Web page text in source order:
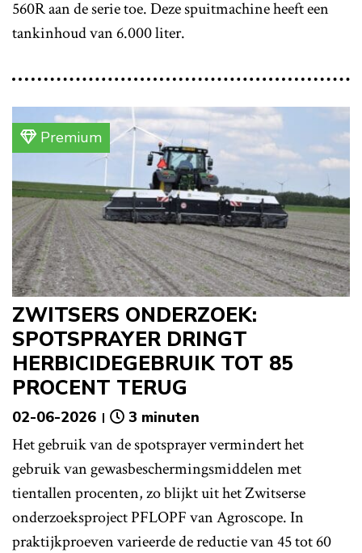
560R aan de serie toe. Deze spuitmachine heeft een
tankinhoud van 6.000 liter.
Premium
ZWITSERS ONDERZOEK:
SPOTSPRAYER DRINGT
HERBICIDEGEBRUIK TOT 85
PROCENT TERUG
02-06-2026 3 minuten
Het gebruik van de spotsprayer vermindert het
gebruik van gewasbeschermingsmiddelen met
tientallen procenten, zo blijkt uit het Zwitserse
onderzoeksproject PFLOPF van Agroscope. In
praktijkproeven varieerde de reductie van 45 tot 60